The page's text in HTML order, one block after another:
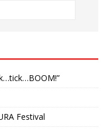
Festival